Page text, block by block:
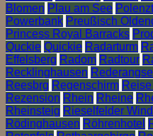
Blomen Plau am See
Powerbank Preußisch
Princess Royal Barracks
Quckie Quickie Radarturm
Effelsberg Radom Radtour
Recklinghausen
Reesbrg Regenschirm
Rezension Rhein Rheine
Rheinsteig Rieselfelder
Rödinghausen Röhrenhotel